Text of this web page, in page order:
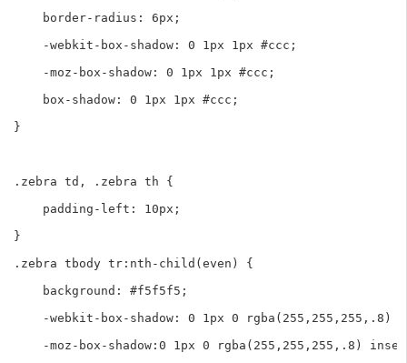
    border-radius: 6px;
    -webkit-box-shadow: 0 1px 1px #ccc;
    -moz-box-shadow: 0 1px 1px #ccc;
    box-shadow: 0 1px 1px #ccc;
}
.zebra td, .zebra th {
    padding-left: 10px;
}
.zebra tbody tr:nth-child(even) {
    background: #f5f5f5;
-webkit-box-shadow: 0 1px 0 rgba(255,255,255,.8)
-moz-box-shadow:0 1px 0 rgba(255,255,255,.8)